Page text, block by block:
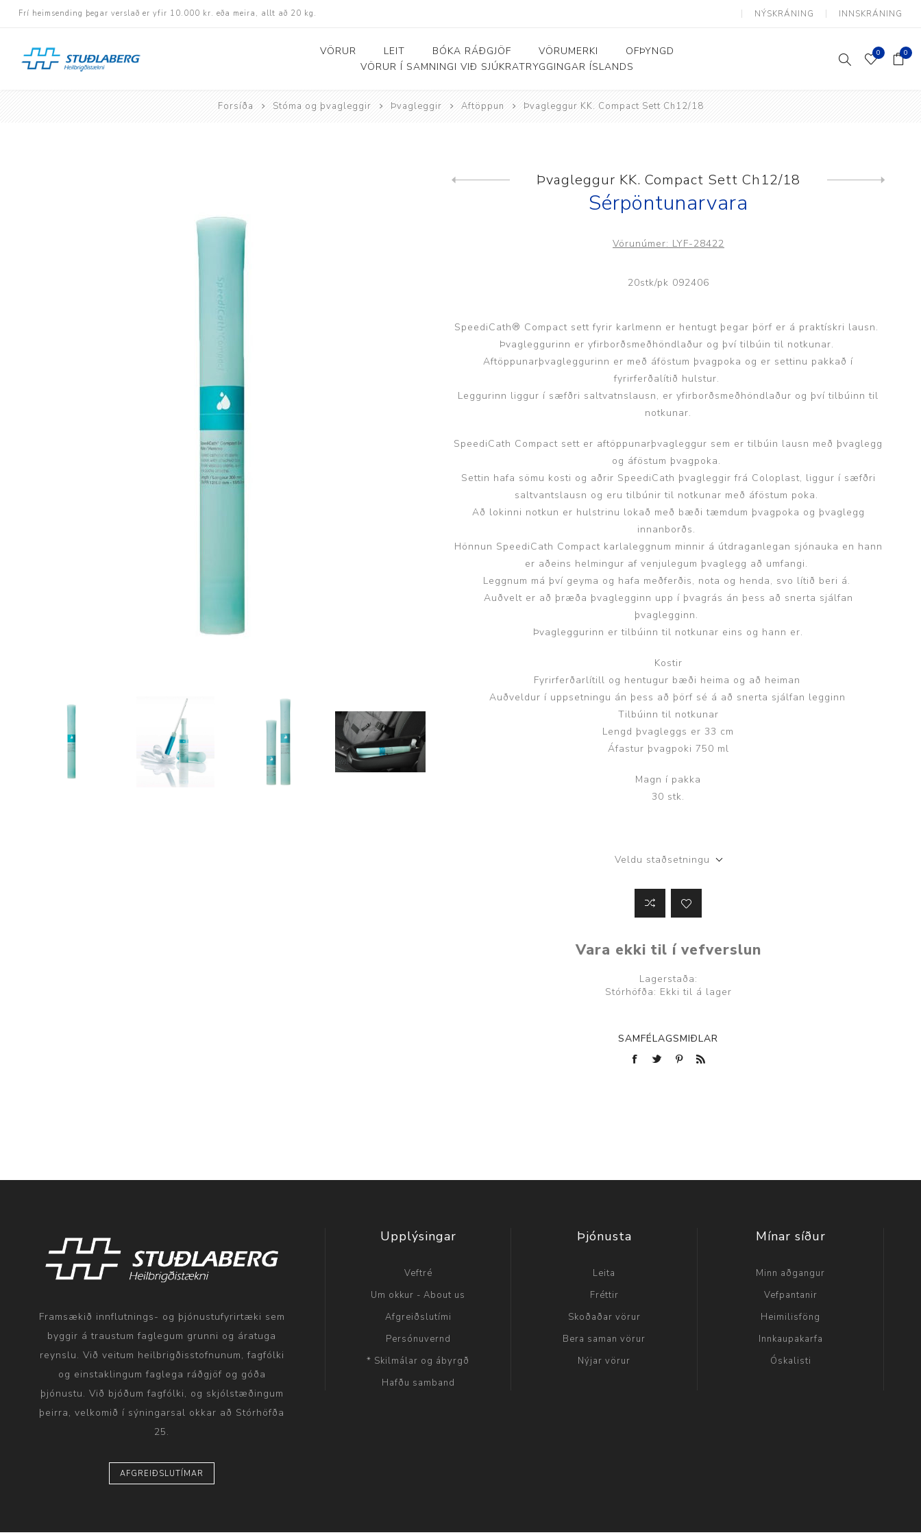
Frí heimsending þegar verslað er yfir 10.000 kr. eða meira, allt að 20 kg. NÝSKRÁNING INNSKRÁNING
VÖRUR
Hjólastólar
Rafknúnir hjólastólar
Rafskutlur
Krossramma hjólastólar
Sessur
Bað- og salernishjálpartæki Þjálfun og endurhæfing
Sérhæfð þríhjól
Hjálpartæki
Smáhjálpartæki
Vinnuborð og sérhæfðir
Brjóstaaðgerðir
Rúm og húsgögn Stóma og þvagleggir
Stómavörur
Heilbrigðisstofnanir
Innréttingar, vagnar og
Rekstrarvörur
Skoðunar- og
Smátæki
Þrýstingsvafningar
LEIT BÓKA RÁÐGJÖF VÖRUMERKI
OFÞYNGD
VÖRUR Í SAMNINGI VIÐ SJÚKRATRYGGINGAR ÍSLANDS
0 0
Forsíða Stóma og þvagleggir Þvagleggir Aftöppun Þvagleggur KK. Compact Sett Ch12/18
Þvagleggur KK. Compact Sett Ch12/18
Sérpöntunarvara
Vörunúmer: LYF-28422
20stk/pk 092406
SpeediCath® Compact sett fyrir karlmenn er hentugt þegar þörf er á praktískri lausn.
Þvagleggurinn er yfirborðsmeðhöndlaður og því tilbúin til notkunar.
Aftöppunarþvagleggurinn er með áföstum þvagpoka og er settinu pakkað í
fyrirferðalítið hulstur.
Leggurinn liggur í sæfðri saltvatnslausn, er yfirborðsmeðhöndlaður og því tilbúinn til
notkunar.
SpeediCath Compact sett er aftöppunarþvagleggur sem er tilbúin lausn með þvaglegg
og áföstum þvagpoka.
Settin hafa sömu kosti og aðrir SpeediCath þvagleggir frá Coloplast, liggur í sæfðri
saltvantslausn og eru tilbúnir til notkunar með áföstum poka.
Að lokinni notkun er hulstrinu lokað með bæði tæmdum þvagpoka og þvaglegg
innanborðs.
Hönnun SpeediCath Compact karlaleggnum minnir á útdraganlegan sjónauka en hann
er aðeins helmingur af venjulegum þvaglegg að umfangi.
Leggnum má því geyma og hafa meðferðis, nota og henda, svo lítið beri á.
Auðvelt er að þræða þvaglegginn upp í þvagrás án þess að snerta sjálfan
þvaglegginn.
Þvagleggurinn er tilbúinn til notkunar eins og hann er.
Kostir
Fyrirferðarlítill og hentugur bæði heima og að heiman
Auðveldur í uppsetningu án þess að þörf sé á að snerta sjálfan legginn
Tilbúinn til notkunar
Lengd þvagleggs er 33 cm
Áfastur þvagpoki 750 ml
Magn í pakka
30 stk.
Veldu staðsetningu
Vara ekki til í vefverslun
Lagerstaða:
Stórhöfða: Ekki til á lager
SAMFÉLAGSMIÐLAR
Framsækið innflutnings- og þjónustufyrirtæki sem
byggir á traustum faglegum grunni og áratuga
reynslu. Við veitum heilbrigðisstofnunum, fagfólki
og einstaklingum faglega ráðgjöf og góða
þjónustu. Við bjóðum fagfólki, og skjólstæðingum
þeirra, velkomið í sýningarsal okkar að Stórhöfða
25.
AFGREIÐSLUTÍMAR
Upplýsingar
Veftré
Um okkur - About us
Afgreiðslutími
Persónuvernd
* Skilmálar og ábyrgð
Hafðu samband
Þjónusta
Leita
Fréttir
Skoðaðar vörur
Bera saman vörur
Nýjar vörur
Mínar síður
Minn aðgangur
Vefpantanir
Heimilisföng
Innkaupakarfa
Óskalisti